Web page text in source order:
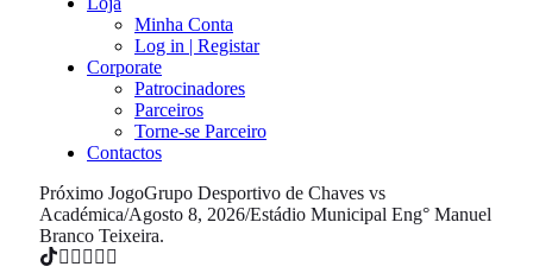
Minha Conta
Log in | Registar
Corporate
Patrocinadores
Parceiros
Torne-se Parceiro
Contactos
Próximo JogoGrupo Desportivo de Chaves vs
Académica/Agosto 8, 2026/Estádio Municipal Eng° Manuel
Branco Teixeira.